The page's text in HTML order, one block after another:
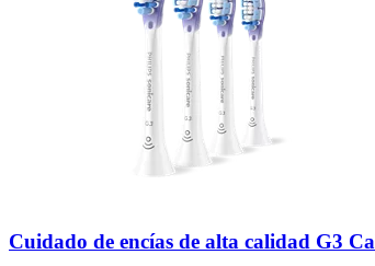
Cuidado de encías de alta calidad G3